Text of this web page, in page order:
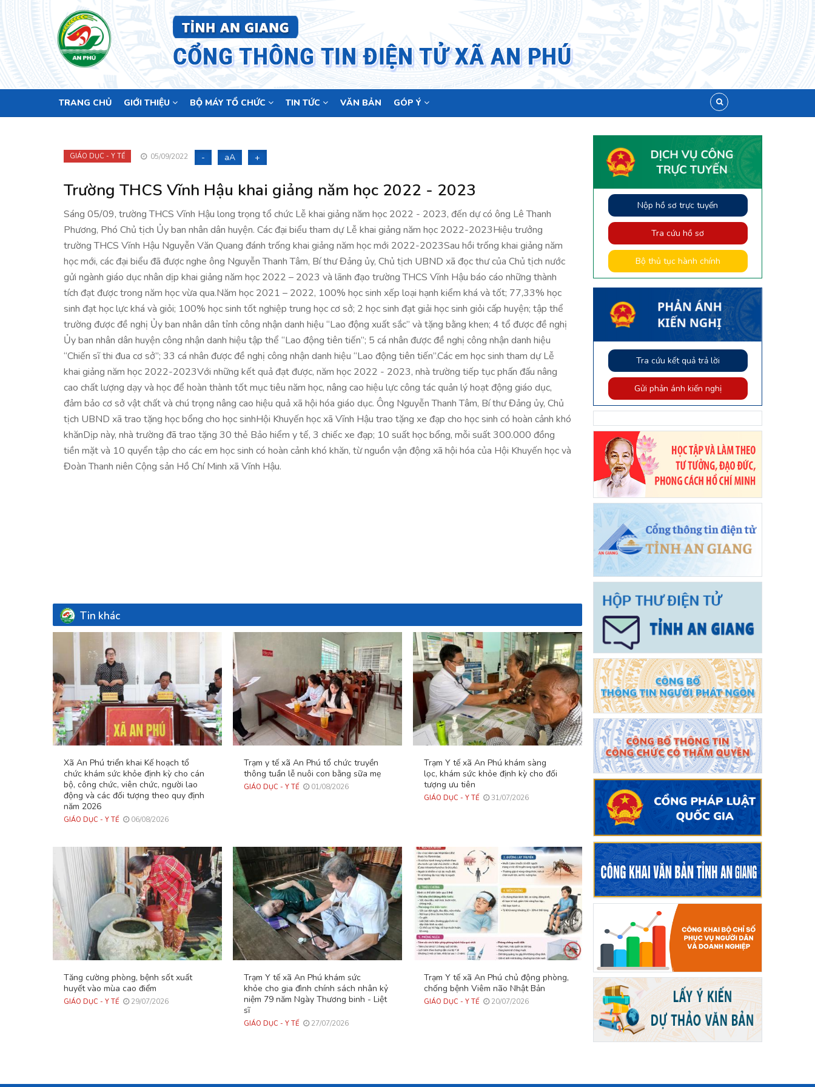
Main
navigation
TRANG CHỦ GIỚI THIỆU BỘ MÁY TỔ CHỨC TIN TỨC VĂN BẢN GÓP Ý
GIÁO DỤC - Y TẾ 05/09/2022 - aA +
Trường THCS Vĩnh Hậu khai giảng năm học 2022 - 2023
Sáng 05/09, trường THCS Vĩnh Hậu long trọng tổ chức Lễ khai giảng năm học 2022 - 2023, đến dự có ông Lê Thanh
Phương, Phó Chủ tịch Ủy ban nhân dân huyện. Các đại biểu tham dự Lễ khai giảng năm học 2022-2023Hiệu trưởng
trường THCS Vĩnh Hậu Nguyễn Văn Quang đánh trống khai giảng năm học mới 2022-2023Sau hồi trống khai giảng năm
học mới, các đại biểu đã được nghe ông Nguyễn Thanh Tâm, Bí thư Đảng ủy, Chủ tịch UBND xã đọc thư của Chủ tịch nước
gửi ngành giáo dục nhân dịp khai giảng năm học 2022 – 2023 và lãnh đạo trường THCS Vĩnh Hậu báo cáo những thành
tích đạt được trong năm học vừa qua.Năm học 2021 – 2022, 100% học sinh xếp loại hạnh kiểm khá và tốt; 77,33% học
sinh đạt học lực khá và giỏi; 100% học sinh tốt nghiệp trung học cơ sở; 2 học sinh đạt giải học sinh giỏi cấp huyện; tập thể
trường được đề nghị Ủy ban nhân dân tỉnh công nhận danh hiệu “Lao động xuất sắc” và tặng bằng khen; 4 tổ được đề nghị
Ủy ban nhân dân huyện công nhận danh hiệu tập thể “Lao động tiên tiến”; 5 cá nhân được đề nghị công nhận danh hiệu
“Chiến sĩ thi đua cơ sở”; 33 cá nhân được đề nghị công nhận danh hiệu “Lao động tiên tiến”.Các em học sinh tham dự Lễ
khai giảng năm học 2022-2023Với những kết quả đạt được, năm học 2022 - 2023, nhà trường tiếp tục phấn đấu nâng
cao chất lượng dạy và học để hoàn thành tốt mục tiêu năm học, nâng cao hiệu lực công tác quản lý hoạt động giáo dục,
đảm bảo cơ sở vật chất và chú trọng nâng cao hiệu quả xã hội hóa giáo dục. Ông Nguyễn Thanh Tâm, Bí thư Đảng ủy, Chủ
tịch UBND xã trao tặng học bổng cho học sinhHội Khuyến học xã Vĩnh Hậu trao tặng xe đạp cho học sinh có hoàn cảnh khó
khănDịp này, nhà trường đã trao tặng 30 thẻ Bảo hiểm y tế, 3 chiếc xe đạp; 10 suất học bổng, mỗi suất 300.000 đồng
tiền mặt và 10 quyển tập cho các em học sinh có hoàn cảnh khó khăn, từ nguồn vận động xã hội hóa của Hội Khuyến học và
Đoàn Thanh niên Cộng sản Hồ Chí Minh xã Vĩnh Hậu.
Tin khác
Xã An Phú triển khai Kế hoạch tổ
chức khám sức khỏe định kỳ cho cán
bộ, công chức, viên chức, người lao
động và các đối tượng theo quy định
năm 2026
GIÁO DỤC - Y TẾ 06/08/2026
Trạm y tế xã An Phú tổ chức truyền
thông tuần lễ nuôi con bằng sữa mẹ
GIÁO DỤC - Y TẾ 01/08/2026
Trạm Y tế xã An Phú khám sàng
lọc, khám sức khỏe định kỳ cho đối
tượng ưu tiên
GIÁO DỤC - Y TẾ 31/07/2026
Tăng cường phòng, bệnh sốt xuất
huyết vào mùa cao điểm
GIÁO DỤC - Y TẾ 29/07/2026
Trạm Y tế xã An Phú khám sức
khỏe cho gia đình chính sách nhân kỷ
niệm 79 năm Ngày Thương binh - Liệt
sĩ
GIÁO DỤC - Y TẾ 27/07/2026
Trạm Y tế xã An Phú chủ động phòng,
chống bệnh Viêm não Nhật Bản
GIÁO DỤC - Y TẾ 20/07/2026
Nộp hồ sơ trực tuyến
Tra cứu hồ sơ
Bộ thủ tục hành chính
Tra cứu kết quả trả lời
Gửi phản ánh kiến nghị